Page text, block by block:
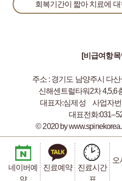
회복기간이 짧아 치료에
[비급여항
주소 : 경기도 남양주시 다
신해센트럴타워2차 4,5,6
대표자:심제성
사업자
대표전화
© 2020 by
네이버예
약
진료예약
진료시간
표
오